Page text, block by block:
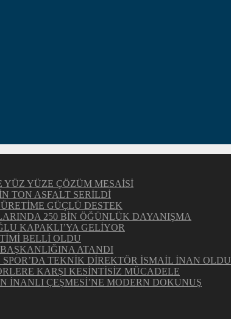
YÜZ YÜZE ÇÖZÜM MESAİSİ
TON ASFALT SERİLDİ
GÜÇLÜ DESTEK
250 BİN ÖĞÜNLÜK DAYANIŞMA
KAPAKLI’YA GELİYOR
BELLİ OLDU
ATANDI
SPOR’DA TEKNİK DİREKTÖR İSMAİL İNAN OLDU
KARŞI KESİNTİSİZ MÜCADELE
İNANLI ÇEŞMESİ’NE MODERN DOKUNUŞ